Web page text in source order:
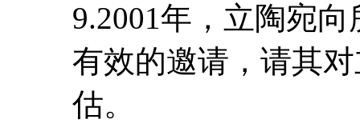
9.2001年，立陶宛
有效的邀请，请其
估。